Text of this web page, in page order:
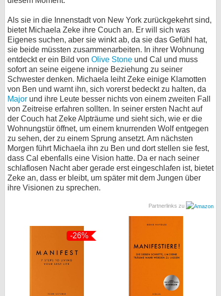
Als sie in die Innenstadt von New York zurückgekehrt sind,
bietet Michaela Zeke ihre Couch an. Er will sich was
Eigenes suchen, aber sie winkt ab, da sie das Gefühl hat,
sie beide müssten zusammenarbeiten. In ihrer Wohnung
entdeckt er ein Bild von Olive Stone und Cal und muss
sofort an seine eigene innige Beziehung zu seiner
Schwester denken. Michaela leiht Zeke einige Klamotten
von Ben und warnt ihn, sich vorerst bedeckt zu halten, da
Major und ihre Leute besser nichts von einem zweiten Fall
von Zeitreise erfahren sollten. In seiner ersten Nacht auf
der Couch hat Zeke Alpträume und sieht sich, wie er die
Wohnungstür öffnet, um einem knurrenden Wolf entgegen
zu sehen, der zu einem Sprung ansetzt. Am nächsten
Morgen führt Michaela ihn zu Ben und dort stellen sie fest,
dass Cal ebenfalls eine Vision hatte. Da er nach seiner
schlaflosen Nacht aber gerade erst eingeschlafen ist, bietet
Zeke an, dass er bleibt, um später mit dem Jungen über
ihre Visionen zu sprechen.
Partnerlinks zu
-26%